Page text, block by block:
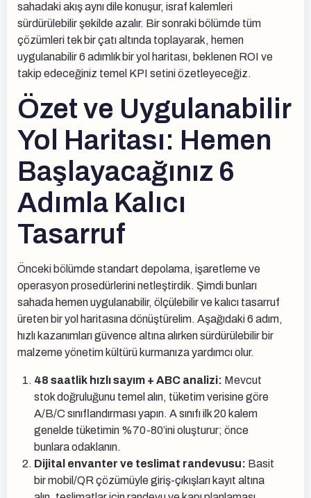
sahadaki akış aynı dile konuşur, israf kalemleri
sürdürülebilir şekilde azalır. Bir sonraki bölümde tüm
çözümleri tek bir çatı altında toplayarak, hemen
uygulanabilir 6 adımlık bir yol haritası, beklenen ROI ve
takip edeceğiniz temel KPI setini özetleyeceğiz.
Özet ve Uygulanabilir
Yol Haritası: Hemen
Başlayacağınız 6
Adımla Kalıcı
Tasarruf
Önceki bölümde standart depolama, işaretleme ve
operasyon prosedürlerini netleştirdik. Şimdi bunları
sahada hemen uygulanabilir, ölçülebilir ve kalıcı tasarruf
üreten bir yol haritasına dönüştürelim. Aşağıdaki 6 adım,
hızlı kazanımları güvence altına alırken sürdürülebilir bir
malzeme yönetim kültürü kurmanıza yardımcı olur.
48 saatlik hızlı sayım + ABC analizi: Mevcut
stok doğruluğunu temel alın, tüketim verisine göre
A/B/C sınıflandırması yapın. A sınıfı ilk 20 kalem
genelde tüketimin %70-80’ini oluşturur; önce
bunlara odaklanın.
Dijital envanter ve teslimat randevusu: Basit
bir mobil/QR çözümüyle giriş-çıkışları kayıt altına